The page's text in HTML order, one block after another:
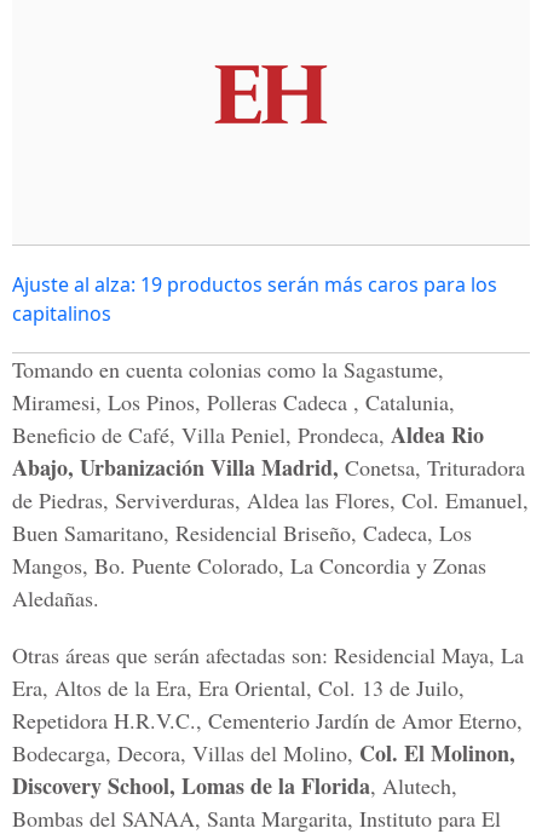
Ajuste al alza: 19 productos serán más caros para los
capitalinos
Tomando en cuenta colonias como la Sagastume,
Miramesi, Los Pinos, Polleras Cadeca , Catalunia,
Beneficio de Café, Villa Peniel, Prondeca, Aldea Rio
Abajo, Urbanización Villa Madrid, Conetsa, Trituradora
de Piedras, Serviverduras, Aldea las Flores, Col. Emanuel,
Buen Samaritano, Residencial Briseño, Cadeca, Los
Mangos, Bo. Puente Colorado, La Concordia y Zonas
Aledañas.
Otras áreas que serán afectadas son: Residencial Maya, La
Era, Altos de la Era, Era Oriental, Col. 13 de Juilo,
Repetidora H.R.V.C., Cementerio Jardín de Amor Eterno,
Bodecarga, Decora, Villas del Molino, Col. El Molinon,
Discovery School, Lomas de la Florida, Alutech,
Bombas del SANAA, Santa Margarita, Instituto para El